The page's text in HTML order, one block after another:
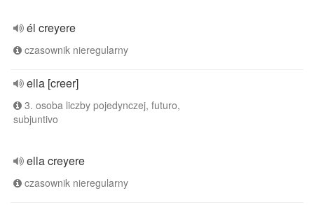
él creyere
czasownik nieregularny
ella [creer]
3. osoba liczby pojedynczej, futuro,
subjuntivo
ella creyere
czasownik nieregularny